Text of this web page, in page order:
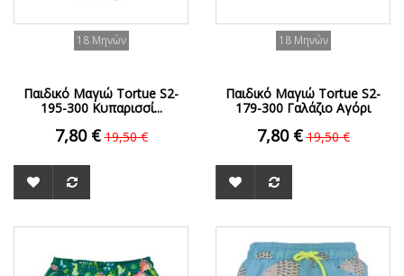
18 Μηνών
Παιδικό Μαγιώ Tortue S2-
195-300 Κυπαρισσί...
7,80 € 19,50 €
18 Μηνών
Παιδικό Μαγιώ Tortue S2-
179-300 Γαλάζιο Αγόρι
7,80 € 19,50 €
ΟFFER